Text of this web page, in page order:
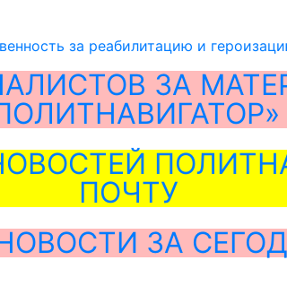
за реабилитацию и
ЗА
ПОЧТУ
ЗА